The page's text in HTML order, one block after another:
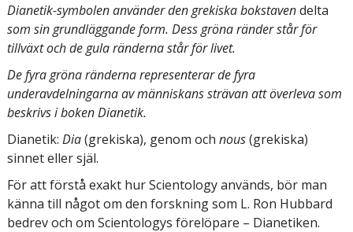
Dianetik-symbolen använder den grekiska bokstavendelta
som sin grundläggande form. Dess gröna ränder står för
tillväxt och de gula ränderna står för livet.
De fyra gröna ränderna representerar de fyra
underavdelningarna av människans strävan att överleva som
beskrivs i boken Dianetik.
Dianetik: Dia(grekiska), genom och nous(grekiska)
sinnet eller själ.
För att förstå exakt hur Scientology används, bör man
känna till något om den forskning som L. Ron Hubbard
bedrev och om Scientologys förelöpare – Dianetiken.